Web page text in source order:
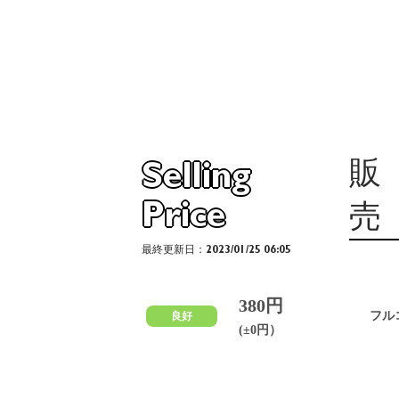
Selling
Price
販
売
最終更新日：2023/01/25 06:05
良好
380円
(±0円）
フル